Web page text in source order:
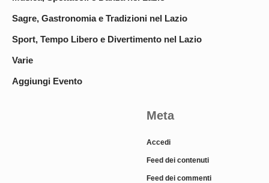
Sagre, Gastronomia e Tradizioni nel Lazio
Sport, Tempo Libero e Divertimento nel Lazio
Varie
Aggiungi Evento
Meta
Accedi
Feed dei contenuti
Feed dei commenti